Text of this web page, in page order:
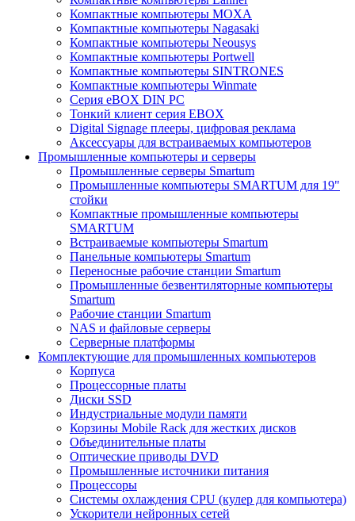
Компактные компьютеры MOXA
Компактные компьютеры Nagasaki
Компактные компьютеры Neousys
Компактные компьютеры Portwell
Компактные компьютеры SINTRONES
Компактные компьютеры Winmate
Серия eBOX DIN PC
Тонкий клиент серия EBOX
Digital Signage плееры, цифровая реклама
Аксессуары для встраиваемых компьютеров
Промышленные компьютеры и серверы
Промышленные серверы Smartum
Промышленные компьютеры SMARTUM для 19"
стойки
Компактные промышленные компьютеры
SMARTUM
Встраиваемые компьютеры Smartum
Панельные компьютеры Smartum
Переносные рабочие станции Smartum
Промышленные безвентиляторные компьютеры
Smartum
Рабочие станции Smartum
NAS и файловые серверы
Серверные платформы
Комплектующие для промышленных компьютеров
Корпуса
Процессорные платы
Диски SSD
Индустриальные модули памяти
Корзины Mobile Rack для жестких дисков
Объединительные платы
Оптические приводы DVD
Промышленные источники питания
Процессоры
Системы охлаждения CPU (кулер для компьютера)
Ускорители нейронных сетей